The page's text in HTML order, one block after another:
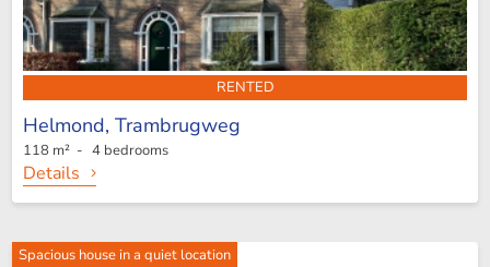
RENTED
Helmond, Trambrugweg
118 m² - 4 bedrooms
Details
Spacious house in a quiet location